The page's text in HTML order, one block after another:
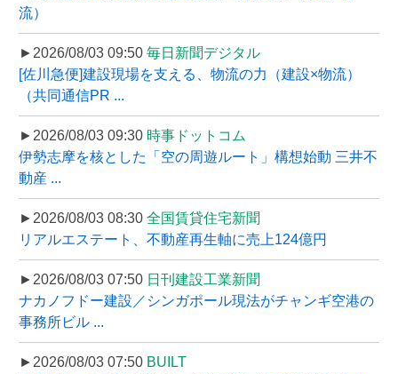
流）
►2026/08/03 09:50 毎日新聞デジタル
[佐川急便]建設現場を支える、物流の力（建設×物流）
（共同通信PR ...
►2026/08/03 09:30 時事ドットコム
伊勢志摩を核とした「空の周遊ルート」構想始動 三井不
動産 ...
►2026/08/03 08:30 全国賃貸住宅新聞
リアルエステート、不動産再生軸に売上124億円
►2026/08/03 07:50 日刊建設工業新聞
ナカノフドー建設／シンガポール現法がチャンギ空港の
事務所ビル ...
►2026/08/03 07:50 BUILT